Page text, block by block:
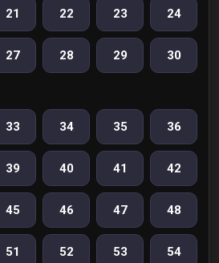
21 22 23 24
27 28 29 30
33 34 35 36
39 40 41 42
45 46 47 48
51 52 53 54